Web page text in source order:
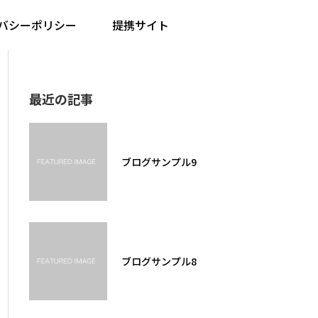
シーポリシー 提携サイト
最近の記事
ブログサンプル9
ブログサンプル8